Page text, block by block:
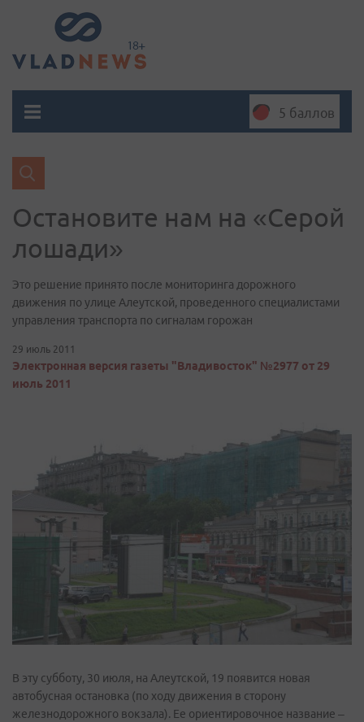
5 баллов
Остановите нам на «Серой
лошади»
Это решение принято после мониторинга дорожного
движения по улице Алеутской, проведенного специалистами
управления транспорта по сигналам горожан
29 июль 2011
Электронная версия газеты "Владивосток" №2977 от 29
июль 2011
В эту субботу, 30 июля, на Алеутской, 19 появится новая
автобусная остановка (по ходу движения в сторону
железнодорожного вокзала). Ее ориентировочное название –